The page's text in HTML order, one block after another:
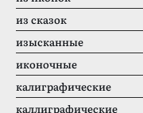
из сказок
изысканные
иконочные
калиграфические
каллиграфические